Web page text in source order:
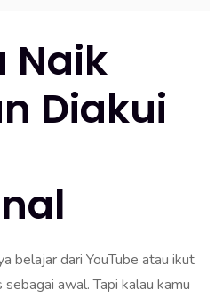
Naik
Diakui
belajar dari YouTube atau ikut
awal. Tapi kalau kamu